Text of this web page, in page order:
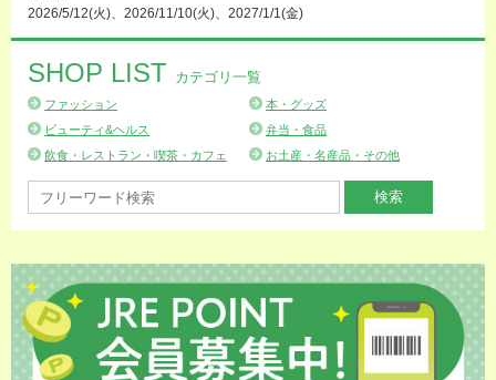
2026/5/12(火)、2026/11/10(火)、2027/1/1(金)
SHOP LIST カテゴリ一覧
ファッション
本・グッズ
ビューティ&ヘルス
弁当・食品
飲食・レストラン・喫茶・カフェ
お土産・名産品・その他